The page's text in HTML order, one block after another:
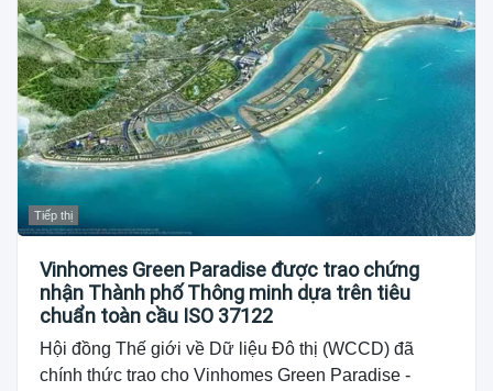
Tiếp thị
Vinhomes Green Paradise được trao chứng
nhận Thành phố Thông minh dựa trên tiêu
chuẩn toàn cầu ISO 37122
Hội đồng Thế giới về Dữ liệu Đô thị (WCCD) đã
chính thức trao cho Vinhomes Green Paradise -